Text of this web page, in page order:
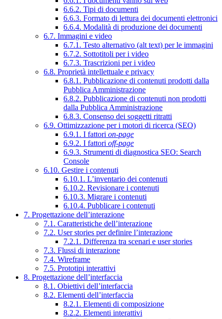
6.6.2. Tipi di documenti
6.6.3. Formato di lettura dei documenti elettronici
6.6.4. Modalità di produzione dei documenti
6.7. Immagini e video
6.7.1. Testo alternativo (alt text) per le immagini
6.7.2. Sottotitoli per i video
6.7.3. Trascrizioni per i video
6.8. Proprietà intellettuale e privacy
6.8.1. Pubblicazione di contenuti prodotti dalla
Pubblica Amministrazione
6.8.2. Pubblicazione di contenuti non prodotti
dalla Pubblica Amministrazione
6.8.3. Consenso dei soggetti ritratti
6.9. Ottimizzazione per i motori di ricerca (SEO)
6.9.1. I fattori on-page
6.9.2. I fattori off-page
6.9.3. Strumenti di diagnostica SEO: Search
Console
6.10. Gestire i contenuti
6.10.1. L’inventario dei contenuti
6.10.2. Revisionare i contenuti
6.10.3. Migrare i contenuti
6.10.4. Pubblicare i contenuti
7. Progettazione dell’interazione
7.1. Caratteristiche dell’interazione
7.2. User stories per definire l’interazione
7.2.1. Differenza tra scenari e user stories
7.3. Flussi di interazione
7.4. Wireframe
7.5. Prototipi interattivi
8. Progettazione dell’interfaccia
8.1. Obiettivi dell’interfaccia
8.2. Elementi dell’interfaccia
8.2.1. Elementi di composizione
8.2.2. Elementi interattivi